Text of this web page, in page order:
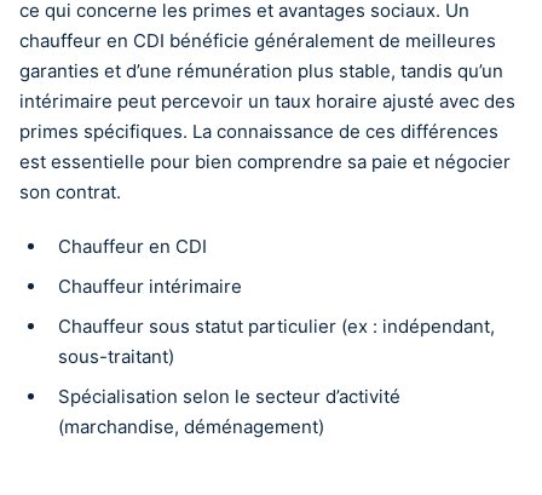
ce qui concerne les primes et avantages sociaux. Un
chauffeur en CDI bénéficie généralement de meilleures
garanties et d’une rémunération plus stable, tandis qu’un
intérimaire peut percevoir un taux horaire ajusté avec des
primes spécifiques. La connaissance de ces différences
est essentielle pour bien comprendre sa paie et négocier
son contrat.
Chauffeur en CDI
Chauffeur intérimaire
Chauffeur sous statut particulier (ex : indépendant,
sous-traitant)
Spécialisation selon le secteur d’activité
(marchandise, déménagement)